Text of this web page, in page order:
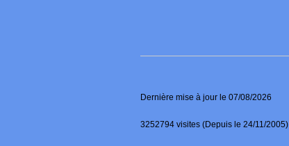
Dernière mise à jour le 07/08/2026
3252794 visites (Depuis le 24/11/2005)